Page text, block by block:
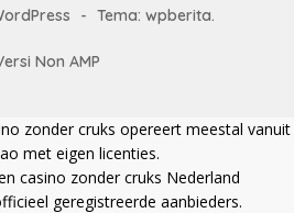
- Tema: wpberita.
Non AMP
zonder cruks opereert meestal vanuit
met eigen licenties.
casino zonder cruks Nederland
geregistreerde aanbieders.